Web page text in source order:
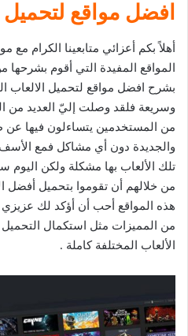
افضل مواقع لتحميل
أهلاً بكم أعزائي متابعينا الكرام
المواقع المفيدة التي أقوم
بشرح افضل مواقع لتحميل الالعاب
وسريعة فلقد وصلت إليّ العديد من
من المستخدمين يتساءلون فيها عن
والجديدة دون أي مشاكل فمع الأسف
تلك الألعاب بها مشكلة ولكن اليوم
من خلالهم أن تقوموا بتحميل أفضل
هذه المواقع أحب أن أؤكد لك عزيزي
من المميزات مثل استكمال
الألعاب المختلفة كاملة .